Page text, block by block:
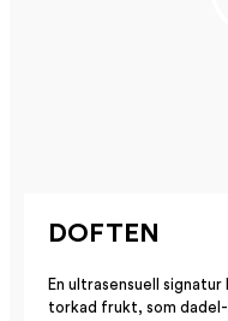
DOFTEN
En ultrasensuell
torkad frukt, som